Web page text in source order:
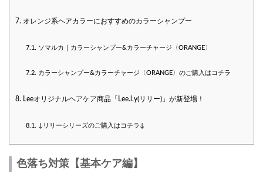
7. オレンジ系ヘアカラーにおすすめのカラーシャンプー
7.1. ソマルカ｜カラーシャンプー&カラーチャージ〈ORANGE〉
7.2. カラーシャンプー&カラーチャージ〈ORANGE〉のご購入はコチラ
8. Leeオリジナルヘアケア商品「Lee.l.y(リリー)」が新登場！
8.1. ↓リリーシリーズのご購入はコチラ↓
色落ち対策【基本ケア編】